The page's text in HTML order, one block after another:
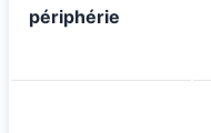
périphérie